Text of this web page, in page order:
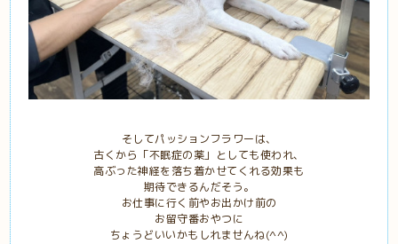
そしてパッションフラワーは、
古くから「不眠症の薬」としても使われ、
高ぶった神経を落ち着かせてくれる効果も
期待できるんだそう。
お仕事に行く前やお出かけ前の
お留守番おやつに
ちょうどいいかもしれませんね(^^)